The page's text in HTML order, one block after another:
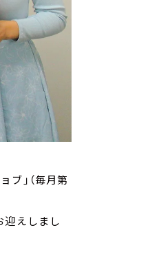
」（毎月第
迎えしまし